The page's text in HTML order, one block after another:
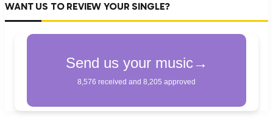
WANT US TO REVIEW YOUR SINGLE?